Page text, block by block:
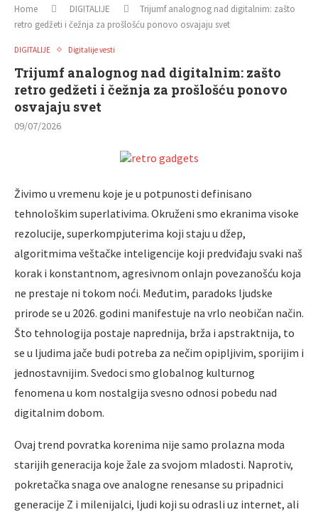
Home DIGITALIJE
Trijumf analognog nad digitalnim: zašto
retro gedžeti i čežnja za prošlošću ponovo osvajaju svet
DIGITALIJE Digitalije vesti
Trijumf analognog nad digitalnim: zašto
retro gedžeti i čežnja za prošlošću ponovo
osvajaju svet
09/07/2026
Živimo u vremenu koje je u potpunosti definisano
tehnološkim superlativima. Okruženi smo ekranima visoke
rezolucije, superkompjuterima koji staju u džep,
algoritmima veštačke inteligencije koji predviđaju svaki naš
korak i konstantnom, agresivnom onlajn povezanošću koja
ne prestaje ni tokom noći. Međutim, paradoks ljudske
prirode se u 2026. godini manifestuje na vrlo neobičan način.
Što tehnologija postaje naprednija, brža i apstraktnija, to
se u ljudima jače budi potreba za nečim opipljivim, sporijim i
jednostavnijim. Svedoci smo globalnog kulturnog
fenomena u kom nostalgija svesno odnosi pobedu nad
digitalnim dobom.
Ovaj trend povratka korenima nije samo prolazna moda
starijih generacija koje žale za svojom mladosti. Naprotiv,
pokretačka snaga ove analogne renesanse su pripadnici
generacije Z i milenijalci, ljudi koji su odrasli uz internet, ali